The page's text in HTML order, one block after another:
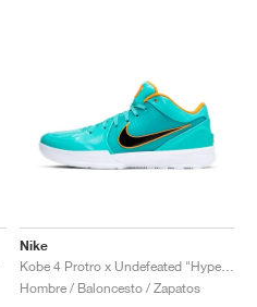
Nike
Kobe 4 Protro x Undefeated "Hyper Jade"
Hombre / Baloncesto / Zapatos